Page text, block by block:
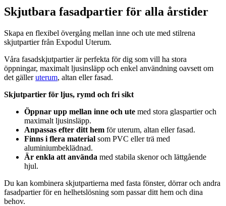
Skjutbara fasadpartier för alla årstider
Skapa en flexibel övergång mellan inne och ute med stilrena
skjutpartier från Expodul Uterum.
Våra fasadskjutpartier är perfekta för dig som vill ha stora
öppningar, maximalt ljusinsläpp och enkel användning oavsett om
det gälleruterum, altan eller fasad.
Skjutpartier för ljus, rymd och fri sikt
Öppnar upp mellan inne och ute med stora glaspartier och
maximalt ljusinsläpp.
Anpassas efter ditt hem för uterum, altan eller fasad.
Finns i flera material som PVC eller trä med
aluminiumbeklädnad.
Är enkla att använda med stabila skenor och lättgående
hjul.
Du kan kombinera skjutpartierna med fasta fönster, dörrar och andra
fasadpartier för en helhetslösning som passar ditt hem och dina
behov.